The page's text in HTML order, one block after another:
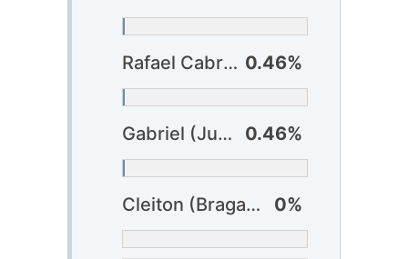
Rafael Cabral (Grêmio) 0.46%
Gabriel (Juventude) 0.46%
Cleiton (Bragantino) 0%